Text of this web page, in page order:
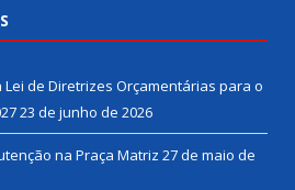
de Diretrizes Orçamentárias para o
23 de junho de 2026
na Praça Matriz 27 de maio de